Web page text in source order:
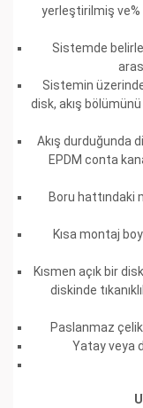
yerleştirilmiş ve%
Sistemde
Sistemin
disk, akış
Akış durduğunda
EPDM conta
Boru hattındaki
Kısa montaj
Kısmen açık bir
diskinde
Paslanmaz
Yatay veya